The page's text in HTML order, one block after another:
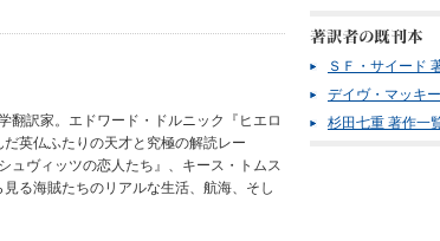
ＳＦ・サイード
デイヴ・マッキ
杉田七重 著作一
翻訳家。エドワード・ドルニック『ヒエロ
英仏ふたりの天才と究極の解読レー
ュヴィッツの恋人たち』、キース・トムス
る海賊たちのリアルな生活、航海、そし